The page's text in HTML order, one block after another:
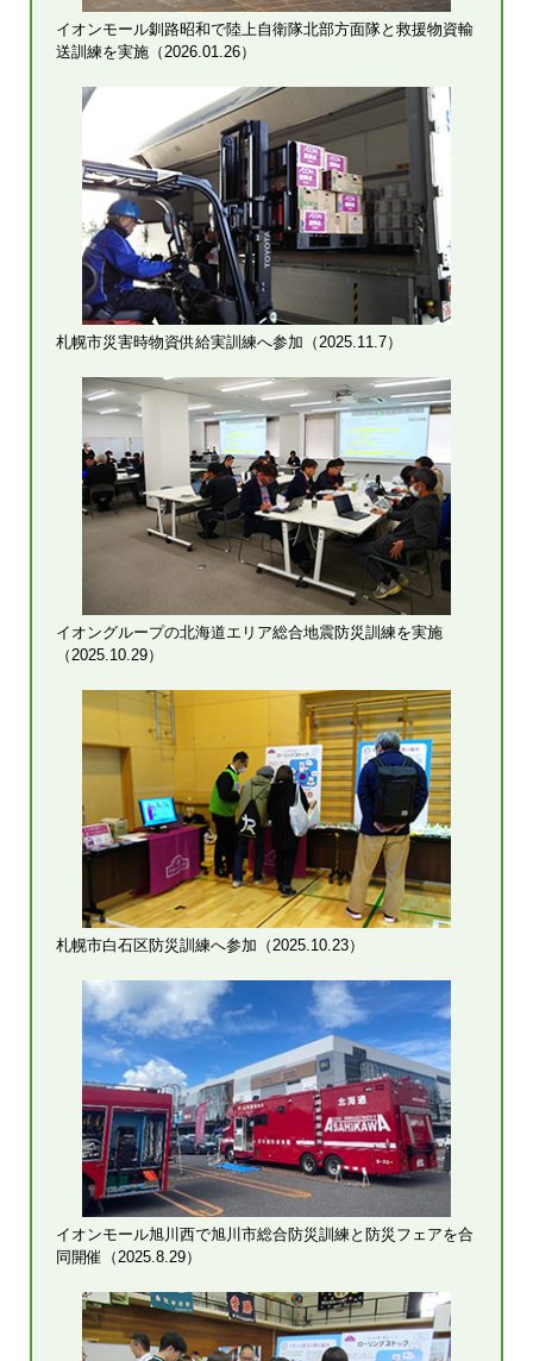
イオンモール釧路昭和で陸上自衛隊北部方面隊と救援物資輸
送訓練を実施（2026.01.26）
札幌市災害時物資供給実訓練へ参加（2025.11.7）
イオングループの北海道エリア総合地震防災訓練を実施
（2025.10.29）
札幌市白石区防災訓練へ参加（2025.10.23）
イオンモール旭川西で旭川市総合防災訓練と防災フェアを合
同開催（2025.8.29）